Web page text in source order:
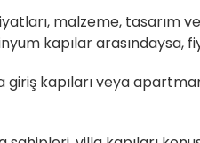
malzeme, tasarım
kapılar
giriş kapıları veya